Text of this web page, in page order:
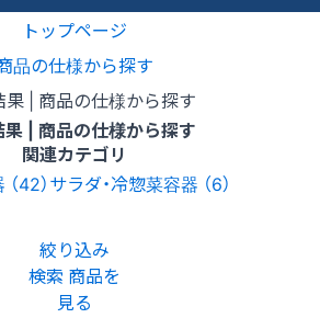
トップページ
品の仕様から探す
果 | 商品の仕様から探す
| 商品の仕様から探す
関連カテゴリ
（42）サラダ・冷惣菜容器 （6）
絞り込み
検索 商品を
見る